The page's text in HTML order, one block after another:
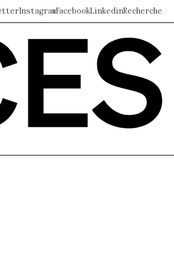
InstagramFacebookLinkedinRecherche